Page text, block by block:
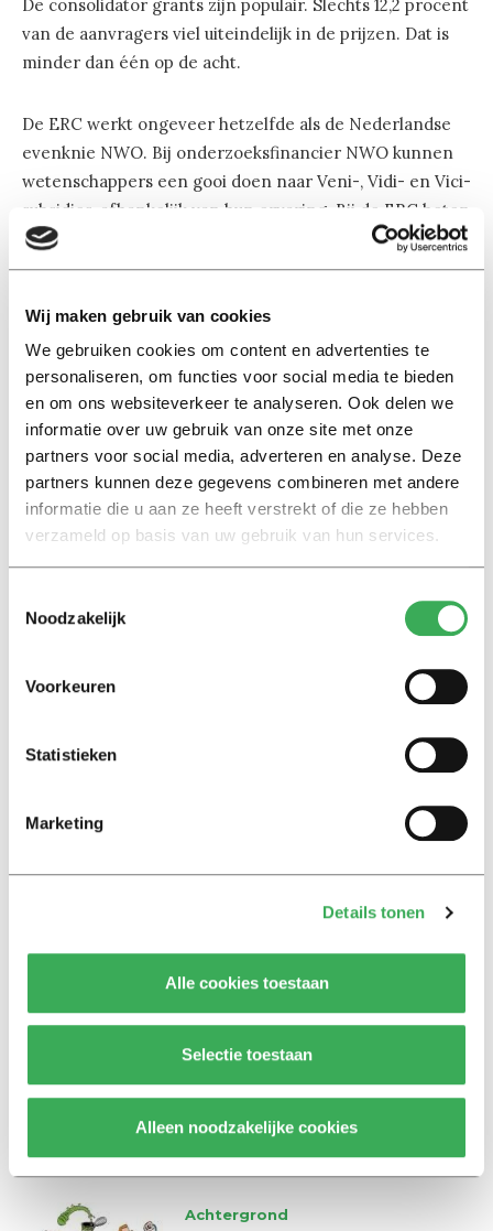
Wij maken gebruik van cookies
We gebruiken cookies om content en advertenties te
personaliseren, om functies voor social media te bieden
en om ons websiteverkeer te analyseren. Ook delen we
informatie over uw gebruik van onze site met onze
partners voor social media, adverteren en analyse. Deze
partners kunnen deze gegevens combineren met andere
informatie die u aan ze heeft verstrekt of die ze hebben
verzameld op basis van uw gebruik van hun services.
Noodzakelijk
Voorkeuren
Statistieken
Marketing
Details tonen
Alle cookies toestaan
Selectie toestaan
Alleen noodzakelijke cookies
De consolidator grants zijn populair. Slechts 12,2 procent
van de aanvragers viel uiteindelijk in de prijzen. Dat is
minder dan één op de acht.
De ERC werkt ongeveer hetzelfde als de Nederlandse
evenknie NWO. Bij onderzoeksfinancier NWO kunnen
wetenschappers een gooi doen naar Veni-, Vidi- en Vici-
subsidies, afhankelijk van hun ervaring. Bij de ERC heten
die beurzen starting grants, consolidator grants en
advanced grants.
Wetenschappers werken vaak over de grens. Van alle
winnaars hebben er 49 de Duitse nationaliteit, van wie
er 29 in het buitenland onderzoek doen. Daarmee
steken de Duitsers met kop en schouders boven de rest
uit. Twaalf Nederlanders kregen een grant, van wie er
één ergens anders werkt. In de ranglijst van
nationaliteiten staat Nederland zevende.
HOP, Bas Belleman
Marion Koopmans over online
ivoren toren uit’
Achtergrond
Kinderen spelen de Zero
Hunger Game: ‘Ik schrok, we
kregen er een paar miljoen
Achtergrond